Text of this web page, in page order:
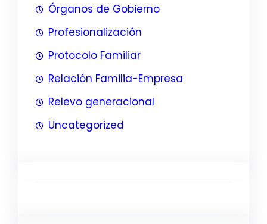
Órganos de Gobierno
Profesionalización
Protocolo Familiar
Relación Familia-Empresa
Relevo generacional
Uncategorized